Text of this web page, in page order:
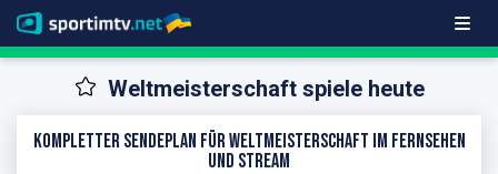
Weltmeisterschaft spiele heute
Kompletter Sendeplan für Weltmeisterschaft im Fernsehen
und Stream